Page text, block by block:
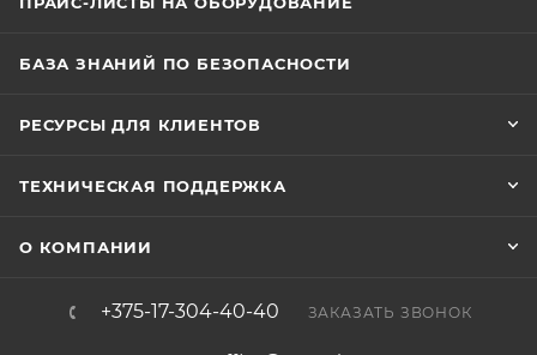
БАЗА ЗНАНИЙ ПО БЕЗОПАСНОСТИ
РЕСУРСЫ ДЛЯ КЛИЕНТОВ
ТЕХНИЧЕСКАЯ ПОДДЕРЖКА
О КОМПАНИИ
+375-17-304-40-40 ЗАКАЗАТЬ ЗВОНОК